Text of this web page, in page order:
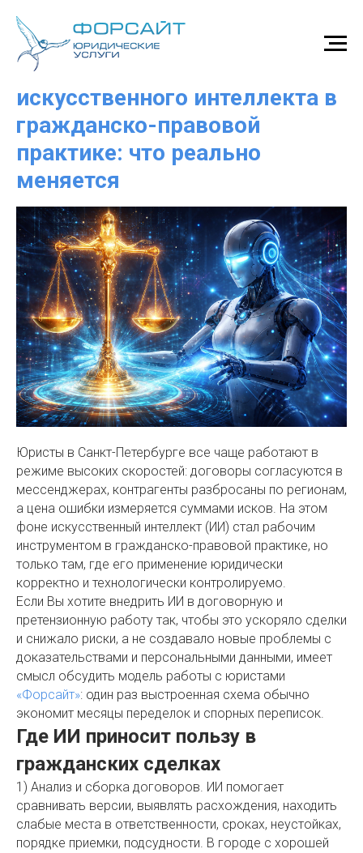
Использование
искусственного интеллекта в
гражданско-правовой
практике: что реально
меняется
Юристы в Санкт-Петербурге все чаще работают в
режиме высоких скоростей: договоры согласуются в
мессенджерах, контрагенты разбросаны по регионам,
а цена ошибки измеряется суммами исков. На этом
фоне искусственный интеллект (ИИ) стал рабочим
инструментом в гражданско-правовой практике, но
только там, где его применение юридически
корректно и технологически контролируемо.
Если Вы хотите внедрить ИИ в договорную и
претензионную работу так, чтобы это ускоряло сделки
и снижало риски, а не создавало новые проблемы с
доказательствами и персональными данными, имеет
смысл обсудить модель работы с юристами
«Форсайт»: один раз выстроенная схема обычно
экономит месяцы переделок и спорных переписок.
Где ИИ приносит пользу в
гражданских сделках
1) Анализ и сборка договоров. ИИ помогает
сравнивать версии, выявлять расхождения, находить
слабые места в ответственности, сроках, неустойках,
порядке приемки, подсудности. В городе с хорошей